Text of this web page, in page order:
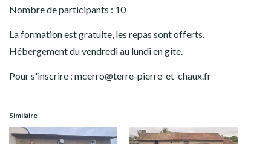
Nombre de participants : 10
La formation est gratuite, les repas sont offerts.
Hébergement du vendredi au lundi en gîte.
Pour s'inscrire : mcerro@terre-pierre-et-chaux.fr
Similaire